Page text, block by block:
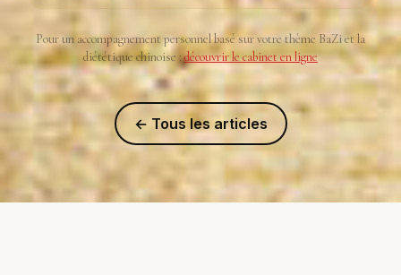
Pour un accompagnement personnel basé sur votre thème BaZi et la
diététique chinoise :découvrir le cabinet en ligne
← Tous les articles